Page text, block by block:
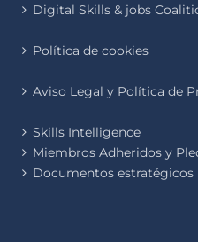
Digital Skills & jobs
Política de cookies
Aviso Legal y Política de
Skills Intelligence
Miembros Adheridos y
Documentos estratégicos